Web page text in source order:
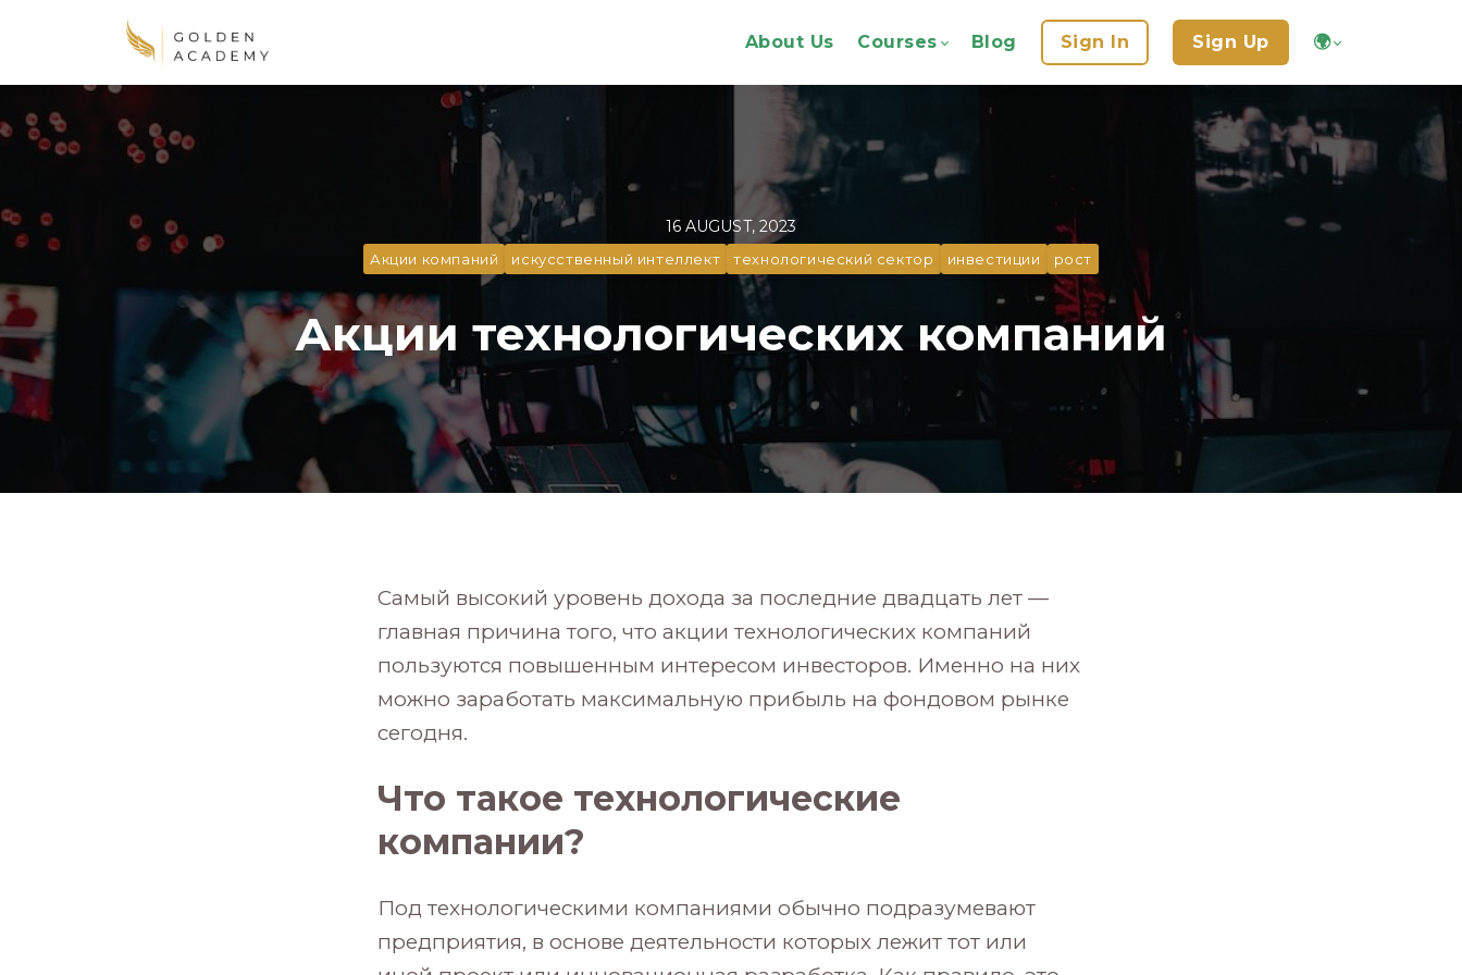
About Us Courses Blog Sign In Sign Up 🌍
16 AUGUST, 2023
Акции компаний искусственный интеллект технологический сектор инвестиции рост
Акции технологических компаний
Самый высокий уровень дохода за последние двадцать лет —
главная причина того, что акции технологических компаний
пользуются повышенным интересом инвесторов. Именно на них
можно заработать максимальную прибыль на фондовом рынке
сегодня.
Что такое технологические
компании?
Под технологическими компаниями обычно подразумевают
предприятия, в основе деятельности которых лежит тот или